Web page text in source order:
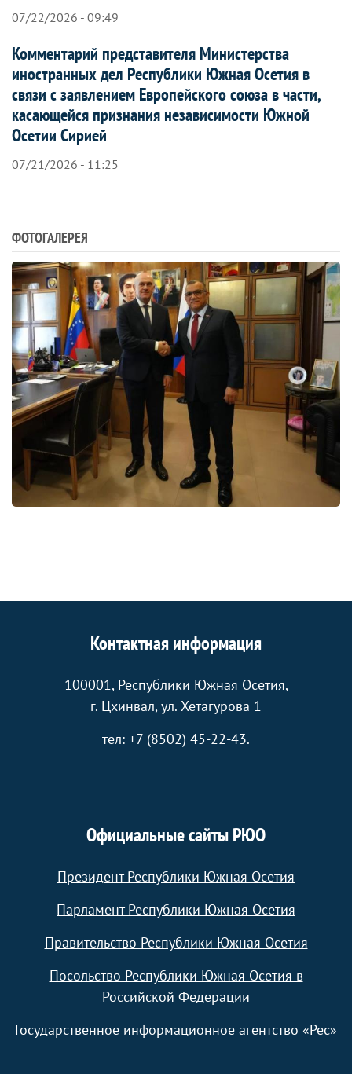
07/22/2026 - 09:49
Комментарий представителя Министерства
иностранных дел Республики Южная Осетия в
связи с заявлением Европейского союза в части,
касающейся признания независимости Южной
Осетии Сирией
07/21/2026 - 11:25
ФОТОГАЛЕРЕЯ
Контактная информация
100001, Республики Южная Осетия,
г. Цхинвал, ул. Хетагурова 1
тел: +7 (8502) 45-22-43.
Официальные сайты РЮО
Президент Республики Южная Осетия
Парламент Республики Южная Осетия
Правительство Республики Южная Осетия
Посольство Республики Южная Осетия в
Российской Федерации
Государственное информационное агентство «Рес»